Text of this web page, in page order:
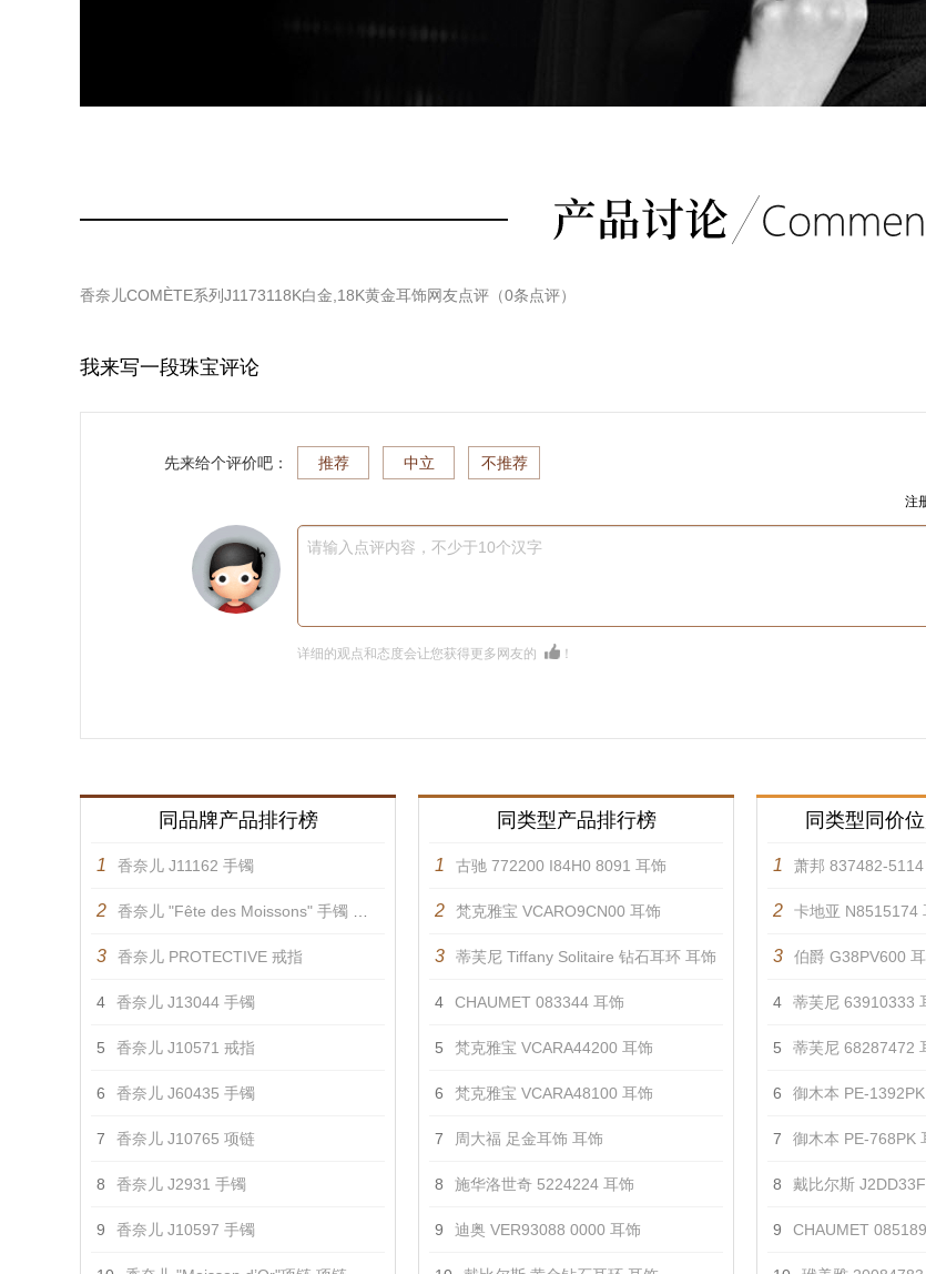
香奈儿COMÈTE系列J1173118K白金,18K黄金耳饰网友点评（0条点评）
我来写一段珠宝评论
先来给个评价吧： 推荐 中立 不推荐
注
请输入点评内容，不少于10个汉字
详细的观点和态度会让您获得更多网友的 ！
同品牌产品排行榜
1 香奈儿 J11162 手镯
2 香奈儿 "Fête des Moissons" 手镯 手镯
3 香奈儿 PROTECTIVE 戒指
4 香奈儿 J13044 手镯
5 香奈儿 J10571 戒指
6 香奈儿 J60435 手镯
7 香奈儿 J10765 项链
8 香奈儿 J2931 手镯
9 香奈儿 J10597 手镯
同类型产品排行榜
1 古驰 772200 I84H0 8091 耳饰
2 梵克雅宝 VCARO9CN00 耳饰
3 蒂芙尼 Tiffany Solitaire 钻石耳环 耳饰
4 CHAUMET 083344 耳饰
5 梵克雅宝 VCARA44200 耳饰
6 梵克雅宝 VCARA48100 耳饰
7 周大福 足金耳饰 耳饰
8 施华洛世奇 5224224 耳饰
9 迪奥 VER93088 0000 耳饰
同类型同价
1 萧邦 837482-5114
2 卡地亚 N8515174
3 伯爵 G38PV600
4 蒂芙尼 63910333
5 蒂芙尼 68287472
6 御木本 PE-
7 御木本 PE-768PK
8 戴比尔斯
9 CHAUMET